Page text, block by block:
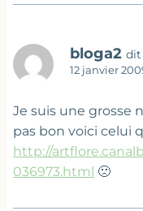
bloga2 dit
12 janvier
Je suis une grosse
pas bon voici celui
http://
036973.html 🙁